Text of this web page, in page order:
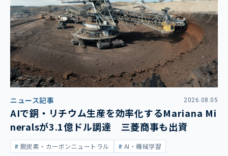
ニュース記事 2026.08.05
AIで銅・リチウム生産を効率化するMariana Mi
neralsが3.1億ドル調達 三菱商事も出資
脱炭素・カーボンニュートラル AI・機械学習